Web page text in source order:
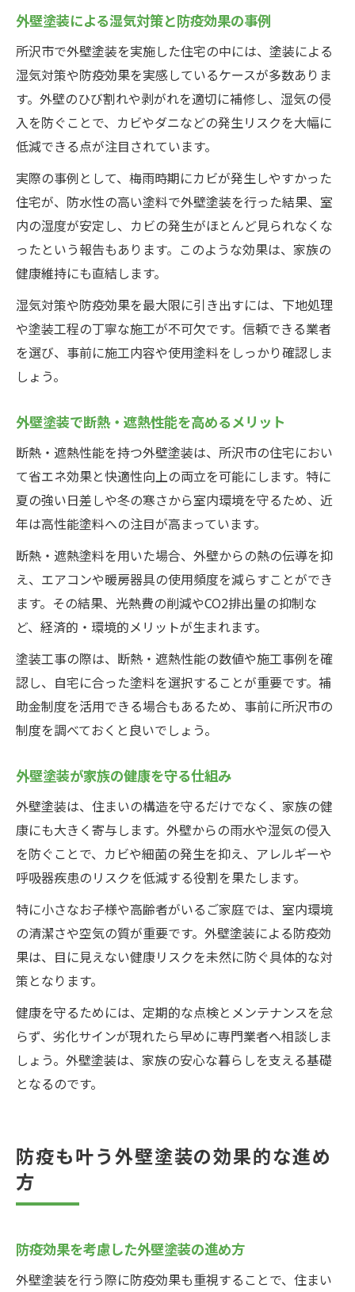
外壁塗装による湿気対策と防疫効果の事例
所沢市で外壁塗装を実施した住宅の中には、塗装による
湿気対策や防疫効果を実感しているケースが多数ありま
す。外壁のひび割れや剥がれを適切に補修し、湿気の侵
入を防ぐことで、カビやダニなどの発生リスクを大幅に
低減できる点が注目されています。
実際の事例として、梅雨時期にカビが発生しやすかった
住宅が、防水性の高い塗料で外壁塗装を行った結果、室
内の湿度が安定し、カビの発生がほとんど見られなくな
ったという報告もあります。このような効果は、家族の
健康維持にも直結します。
湿気対策や防疫効果を最大限に引き出すには、下地処理
や塗装工程の丁寧な施工が不可欠です。信頼できる業者
を選び、事前に施工内容や使用塗料をしっかり確認しま
しょう。
外壁塗装で断熱・遮熱性能を高めるメリット
断熱・遮熱性能を持つ外壁塗装は、所沢市の住宅におい
て省エネ効果と快適性向上の両立を可能にします。特に
夏の強い日差しや冬の寒さから室内環境を守るため、近
年は高性能塗料への注目が高まっています。
断熱・遮熱塗料を用いた場合、外壁からの熱の伝導を抑
え、エアコンや暖房器具の使用頻度を減らすことができ
ます。その結果、光熱費の削減やCO2排出量の抑制な
ど、経済的・環境的メリットが生まれます。
塗装工事の際は、断熱・遮熱性能の数値や施工事例を確
認し、自宅に合った塗料を選択することが重要です。補
助金制度を活用できる場合もあるため、事前に所沢市の
制度を調べておくと良いでしょう。
外壁塗装が家族の健康を守る仕組み
外壁塗装は、住まいの構造を守るだけでなく、家族の健
康にも大きく寄与します。外壁からの雨水や湿気の侵入
を防ぐことで、カビや細菌の発生を抑え、アレルギーや
呼吸器疾患のリスクを低減する役割を果たします。
特に小さなお子様や高齢者がいるご家庭では、室内環境
の清潔さや空気の質が重要です。外壁塗装による防疫効
果は、目に見えない健康リスクを未然に防ぐ具体的な対
策となります。
健康を守るためには、定期的な点検とメンテナンスを怠
らず、劣化サインが現れたら早めに専門業者へ相談しま
しょう。外壁塗装は、家族の安心な暮らしを支える基礎
となるのです。
防疫も叶う外壁塗装の効果的な進め
方
防疫効果を考慮した外壁塗装の進め方
外壁塗装を行う際に防疫効果も重視することで、住まい